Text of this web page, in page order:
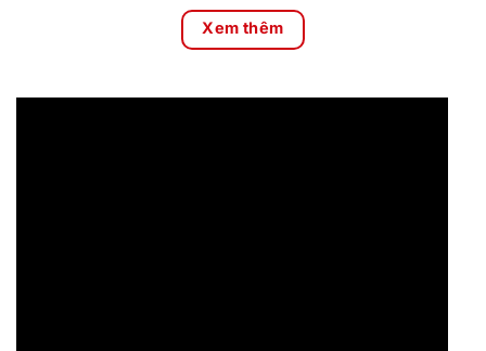
chất lượng hình ảnh từ các góc nhìn khác nhau nhờ kích
thước 16 inch kết hợp cùng công nghệ WVA.
lướt web với gam màu chuẩn xác, tươi mới nhờ độ phân
Xem thêm